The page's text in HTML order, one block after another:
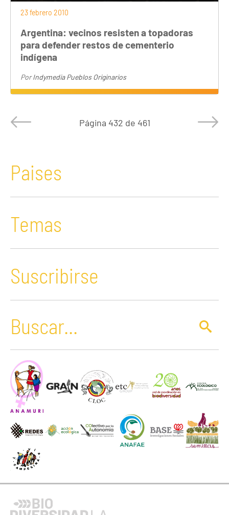
23 febrero 2010
Argentina: vecinos resisten a topadoras
para defender restos de cementerio
indígena
PorIndymedia Pueblos Originarios
Página 432 de 461
Paises
Temas
Suscribirse